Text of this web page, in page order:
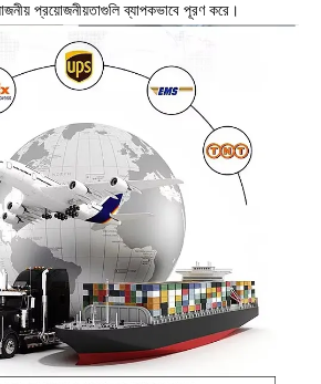
প্রয়োজনীয়তাগুলি ব্যাপকভাবে পূরণ করে।